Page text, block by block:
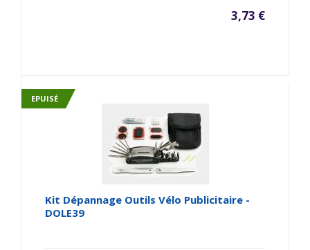
3,73 €
EPUISÉ
Kit Dépannage Outils Vélo Publicitaire -
DOLE39